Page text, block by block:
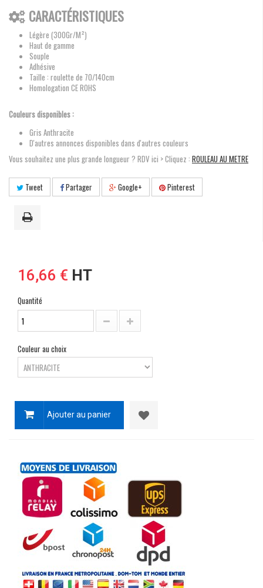
CARACTÉRISTIQUES
Légère (300Gr/M²)
Haut de gamme
Souple
Adhésive
Taille : roulette de 70/140cm
Homologation CE ROHS
Couleurs disponibles :
Gris Anthracite
D'autres annonces disponibles dans d'autres couleurs
Vous souhaitez une plus grande longueur ? RDV ici > Cliquez : ROULEAU AU METRE
Tweet Partager Google+ Pinterest
16,66 € HT
Quantité
Couleur au choix
Ajouter au panier